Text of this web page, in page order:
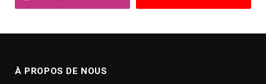
À PROPOS DE NOUS